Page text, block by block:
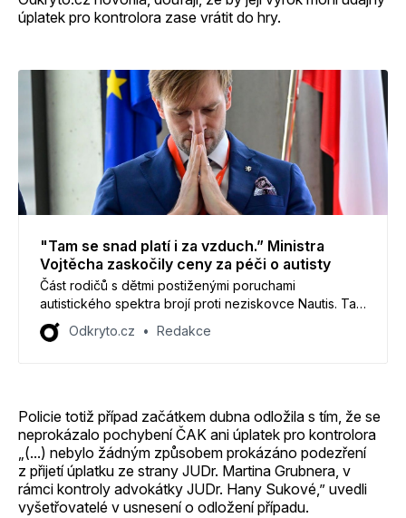
úplatek pro kontrolora zase vrátit do hry.
"Tam se snad platí i za vzduch.” Ministra
Vojtěcha zaskočily ceny za péči o autisty
Část rodičů s dětmi postiženými poruchami
autistického spektra brojí proti neziskovce Nautis. Ta
získává ročně desítky milionů na darech a dotacích,
přesto její služby stojí rodiče nemalé peníze. Běžná
Odkryto.cz Redakce
Policie totiž případ začátkem dubna odložila s tím, že se
neprokázalo pochybení ČAK ani úplatek pro kontrolora
„(...) nebylo žádným způsobem prokázáno podezření
z přijetí úplatku ze strany JUDr. Martina Grubnera, v
rámci kontroly advokátky JUDr. Hany Sukové,” uvedli
vyšetřovatelé v usnesení o odložení případu.